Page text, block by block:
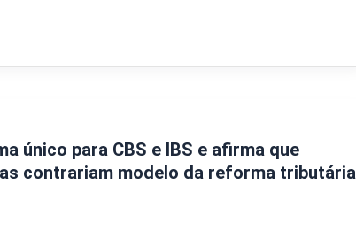
único para CBS e IBS e afirma que
contrariam modelo da reforma tributária